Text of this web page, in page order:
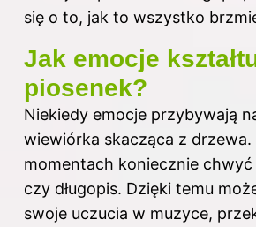
się o to, jak to wszystko
Jak emocje
piosenek?
Niekiedy emocje przybywają
wiewiórka skacząca z drzewa.
momentach koniecznie
czy długopis. Dzięki temu
swoje uczucia w muzyce,